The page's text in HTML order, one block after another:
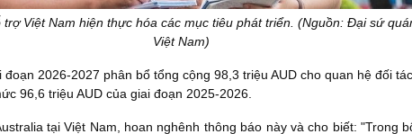
trợ Việt Nam hiện thực hóa các mục tiêu phát triển. (Nguồn: Đại sứ
Việt Nam)
đoạn 2026-2027 phân bổ tổng cộng 98,3 triệu AUD cho quan hệ đối
96,6 triệu AUD của giai đoạn 2025-2026.
tại Việt Nam, hoan nghênh thông báo này và cho biết: "Trong